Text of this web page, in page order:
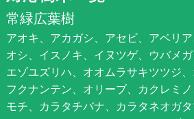
常緑広葉樹
アオキ、アカガシ、アセビ、アベリ
オシ、イスノキ、イヌツゲ、ウバメガ
エゾユズリハ、オオムラサキツツジ
フクナンテン、オリーブ、カクレミ
モチ、カラタチバナ、カラタネオガ